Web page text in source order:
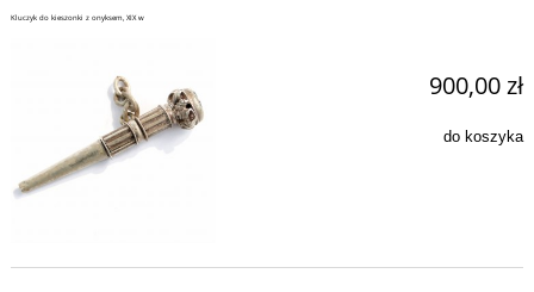
Kluczyk do kieszonki z onyksem, XIX w
900,00 zł
do koszyka